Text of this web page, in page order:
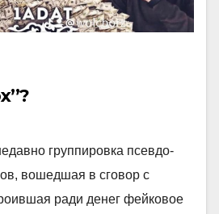
группировка псевдо-
вошедшая в сговор с
ради денег фейковое